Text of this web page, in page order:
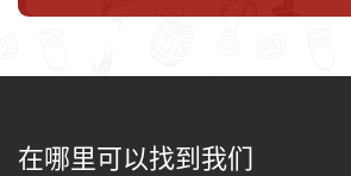
在哪里可以找到我们